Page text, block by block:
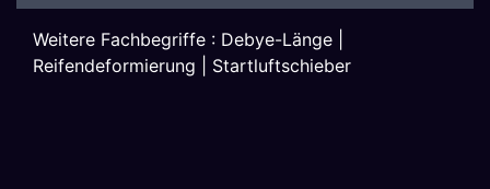
Weitere Fachbegriffe : Debye-Länge
Reifendeformierung
Startluftschieber